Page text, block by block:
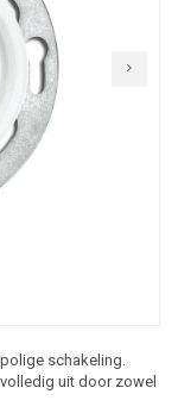
schakeling.
uit door zowel